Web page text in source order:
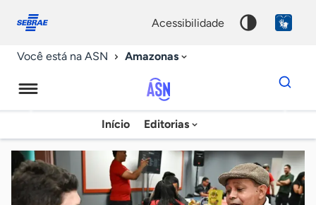
conosco
acessibilidade
Você está na ASN Amazonas
Agência
Sebrae
de
Notícias
Início Editorias
Dados
para
chave